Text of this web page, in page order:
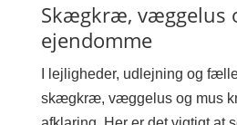
Skægkræ, væggelus
ejendomme
I lejligheder, udlejning og
skægkræ, væggelus og mus